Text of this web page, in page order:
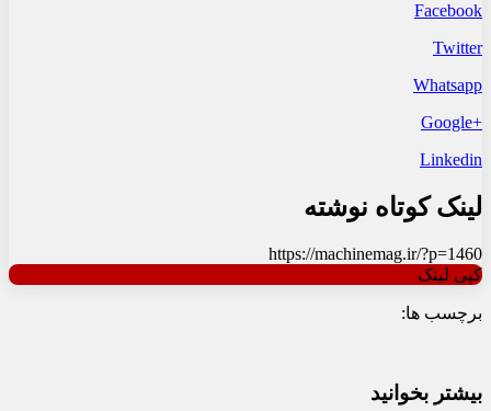
Facebook
Twitter
Whatsapp
+Google
Linkedin
لینک کوتاه نوشته
https://machinemag.ir/?p=1460
کپی لینک
برچسب ها:
بیشتر بخوانید